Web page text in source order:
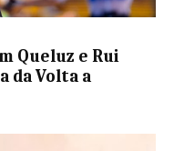
Queluz e Rui
da Volta a